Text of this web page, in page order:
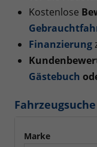
Kostenlose
Finanzierung
Gästebuch
Fahrzeugsuche
Marke